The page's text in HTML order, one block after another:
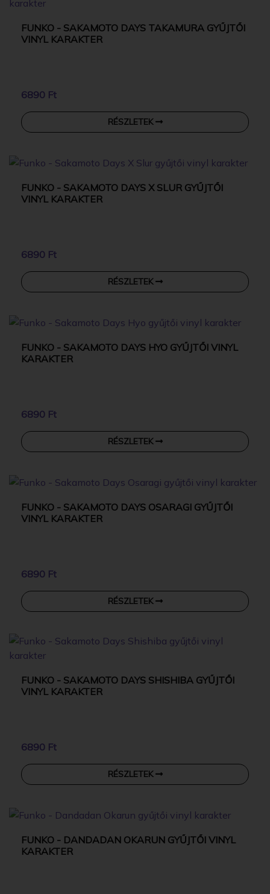
FUNKO - SAKAMOTO DAYS TAKAMURA GYŰJTŐI
VINYL KARAKTER
6890 Ft
RÉSZLETEK
FUNKO - SAKAMOTO DAYS X SLUR GYŰJTŐI
VINYL KARAKTER
6890 Ft
RÉSZLETEK
FUNKO - SAKAMOTO DAYS HYO GYŰJTŐI VINYL
KARAKTER
6890 Ft
RÉSZLETEK
FUNKO - SAKAMOTO DAYS OSARAGI GYŰJTŐI
VINYL KARAKTER
6890 Ft
RÉSZLETEK
FUNKO - SAKAMOTO DAYS SHISHIBA GYŰJTŐI
VINYL KARAKTER
6890 Ft
RÉSZLETEK
FUNKO - DANDADAN OKARUN GYŰJTŐI VINYL
KARAKTER